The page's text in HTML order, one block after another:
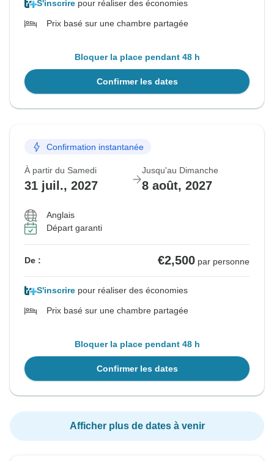
S'inscrire pour réaliser des économies
Prix basé sur une chambre partagée
Bloquer la place pendant 48 h
Confirmer les dates
Confirmation instantanée
À partir du Samedi
31 juil., 2027
Jusqu'au Dimanche
8 août, 2027
Anglais
Départ garanti
De : €2,500 par personne
S'inscrire pour réaliser des économies
Prix basé sur une chambre partagée
Bloquer la place pendant 48 h
Confirmer les dates
Afficher plus de dates à venir